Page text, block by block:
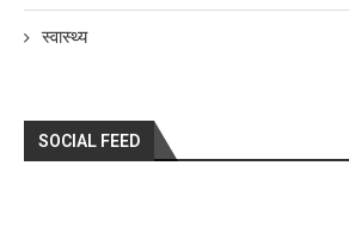
स्वास्थ्य
SOCIAL FEED